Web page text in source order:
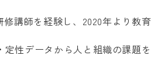
修講師を経験し、2020年より教育
性データから人と組織の課題を